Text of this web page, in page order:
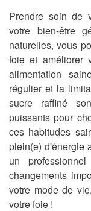
Prendre soin de
votre bien-être
naturelles, vous
foie et améliorer
alimentation
régulier et la
sucre raffiné
puissants pour
ces habitudes
plein(e) d'énergie
un
changements
votre mode de
votre foie !